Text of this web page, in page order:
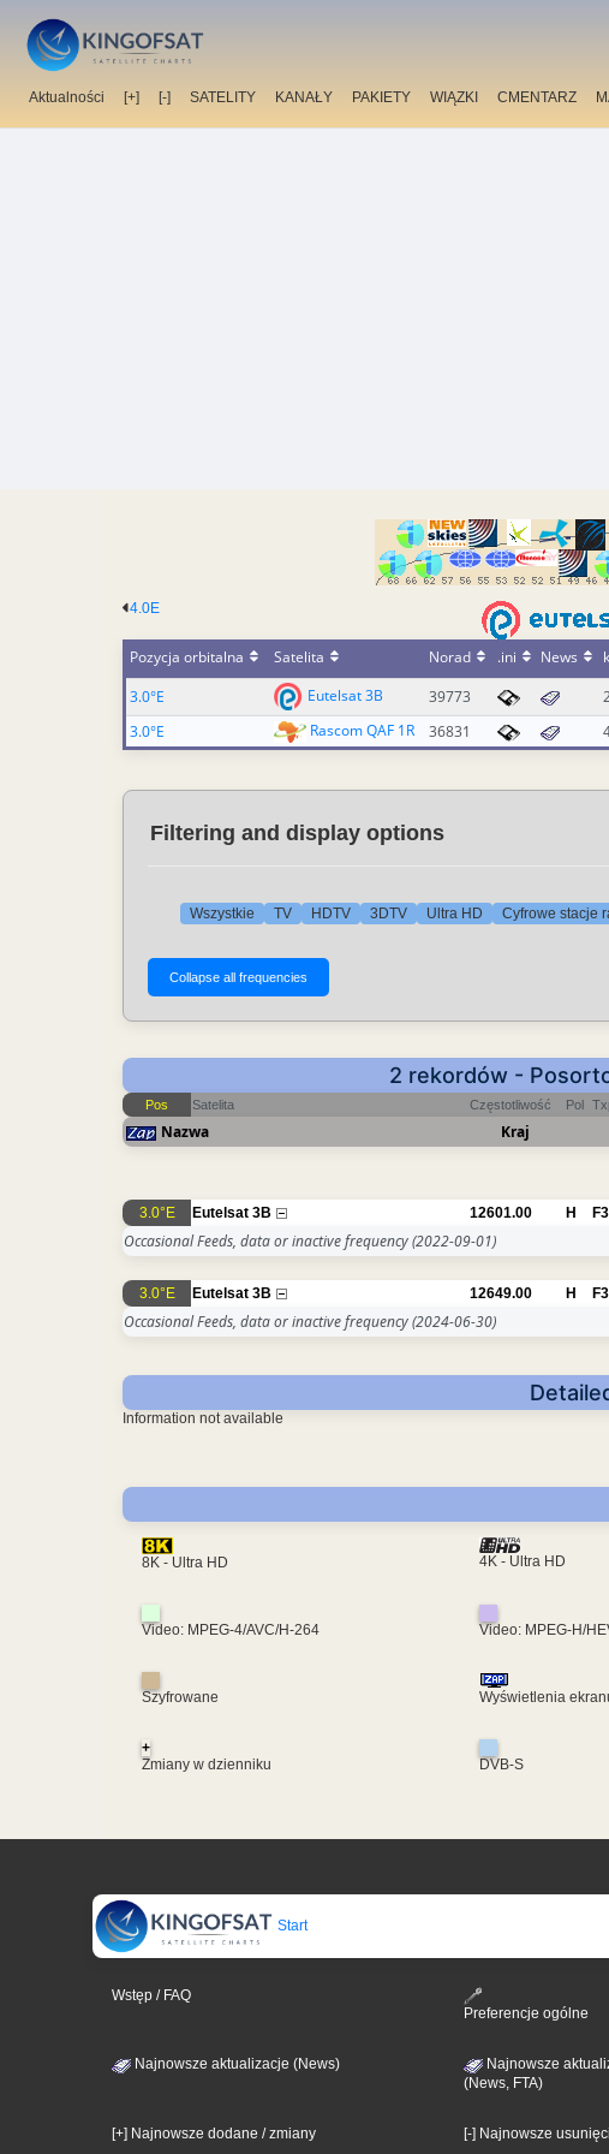
Aktualności [+] [-] SATELITY KANAŁY PAKIETY WIĄZKI CMENTARZ
4.0E
Pozycja orbitalna Satelita Norad .ini News
3.0°E
Eutelsat 3B 39773
3.0°E
Rascom QAF 1R 36831
Filtering and display options
Wszystkie TV HDTV 3DTV Ultra HD Cyfrowe stacje
2 rekordów -
Pos Satelita Częstotliwość Pol
Nazwa Kraj
3.0°E Eutelsat 3B 12601.00 H F3
Occasional Feeds, data or inactive frequency(2022-09-01)
3.0°E Eutelsat 3B 12649.00 H F3
Occasional Feeds, data or inactive frequency(2024-06-30)
Information not available
8K - Ultra HD 4K - Ultra HD
Video: MPEG-4/AVC/H-264 Video: MPEG-H/
Szyfrowane Wyświetlenia
+
Zmiany w dzienniku
DVB-S
Start
Wstęp / FAQ
Preferencje ogólne
Najnowsze aktualizacje (News)
Najnowsze
(News, FTA)
[+] Najnowsze dodane / zmiany [-] Najnowsze